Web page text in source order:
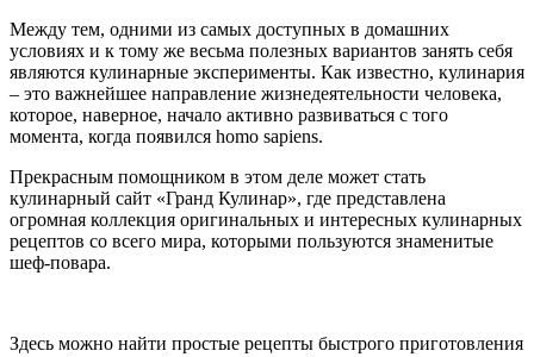
Между тем, одними из самых доступных в домашних
условиях и к тому же весьма полезных вариантов занять себя
являются кулинарные эксперименты. Как известно, кулинария
– это важнейшее направление жизнедеятельности человека,
которое, наверное, начало активно развиваться с того
момента, когда появился homo sapiens.
Прекрасным помощником в этом деле может стать
кулинарный сайт «Гранд Кулинар», где представлена
огромная коллекция оригинальных и интересных кулинарных
рецептов со всего мира, которыми пользуются знаменитые
шеф-повара.
Здесь можно найти простые рецепты быстрого приготовления